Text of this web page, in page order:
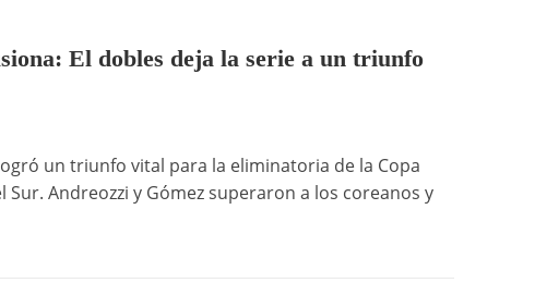
El dobles deja la serie a un triunfo
un triunfo vital para la eliminatoria de la Copa
Sur. Andreozzi y Gómez superaron a los coreanos y